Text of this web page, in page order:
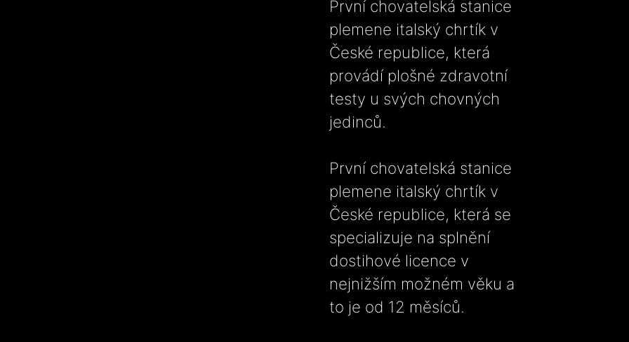
První chovatelská stanice
plemene italský chrtík v
České republice, která
provádí plošné zdravotní
testy u svých chovných
jedinců.
První chovatelská stanice
plemene italský chrtík v
České republice, která se
specializuje na splnění
dostihové licence v
nejnižším možném věku a
to je od 12 měsíců.